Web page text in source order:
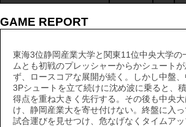
GAME REPORT
東海3位静岡産業大学と関東11位中央大学の
ムとも初戦のプレッシャーからかシュート
ず、ロースコアな展開が続く。しかし中盤
3Pシュートを立て続けに沈め波に乗ると、
得点を重ね大きく先行する。その後も中央
け、静岡産業大を寄せ付けない。終盤に入
試合運びを見せつけ、危なげなくタイムア